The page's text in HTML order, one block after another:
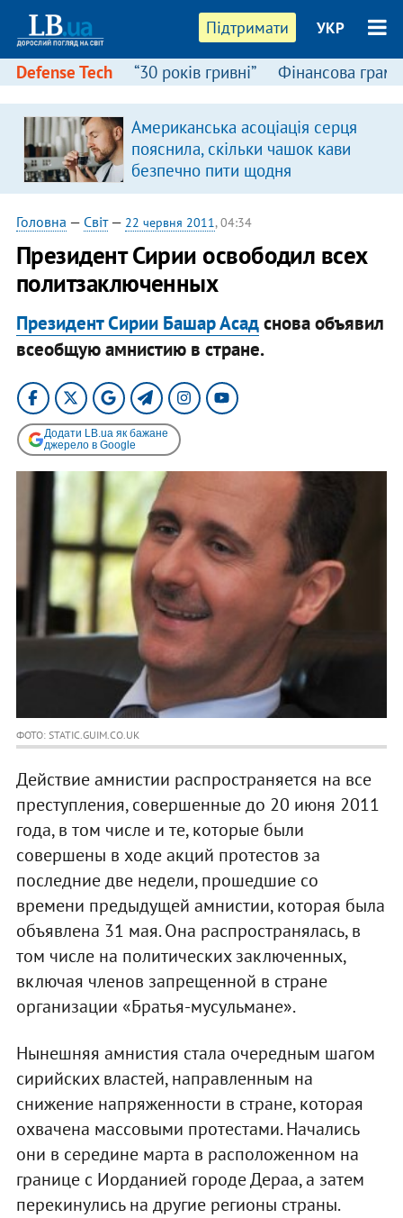
Підтримати УКР
Defense Tech “30 років гривні” Фінансова
Американська асоціація серця
пояснила, скільки чашок кави
безпечно пити щодня
Головна — Світ— 22 червня 2011, 04:34
Президент Сирии освободил всех
политзаключенных
Президент Сирии Башар Асадснова объявил
всеобщую амнистию в стране.
Додати LB.ua як бажане
джерело в Google
ФОТО: STATIC.GUIM.CO.UK
Действие амнистии распространяется на все
преступления, совершенные до 20 июня 2011
года, в том числе и те, которые были
совершены в ходе акций протестов за
последние две недели, прошедшие со
времени предыдущей амнистии, которая была
объявлена 31 мая. Она распространялась, в
том числе на политических заключенных,
включая членов запрещенной в стране
организации «Братья-мусульмане».
Нынешняя амнистия стала очередным шагом
сирийских властей, направленным на
снижение напряженности в стране, которая
охвачена массовыми протестами. Начались
они в середине марта в расположенном на
границе с Иорданией городе Дераа, а затем
перекинулись на другие регионы страны.